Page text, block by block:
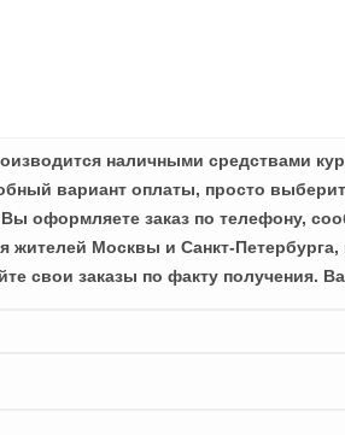
наличными средствами
вариант оплаты, просто
оформляете заказ по телефону,
жителей Москвы и Санкт-
свои заказы по факту получения.